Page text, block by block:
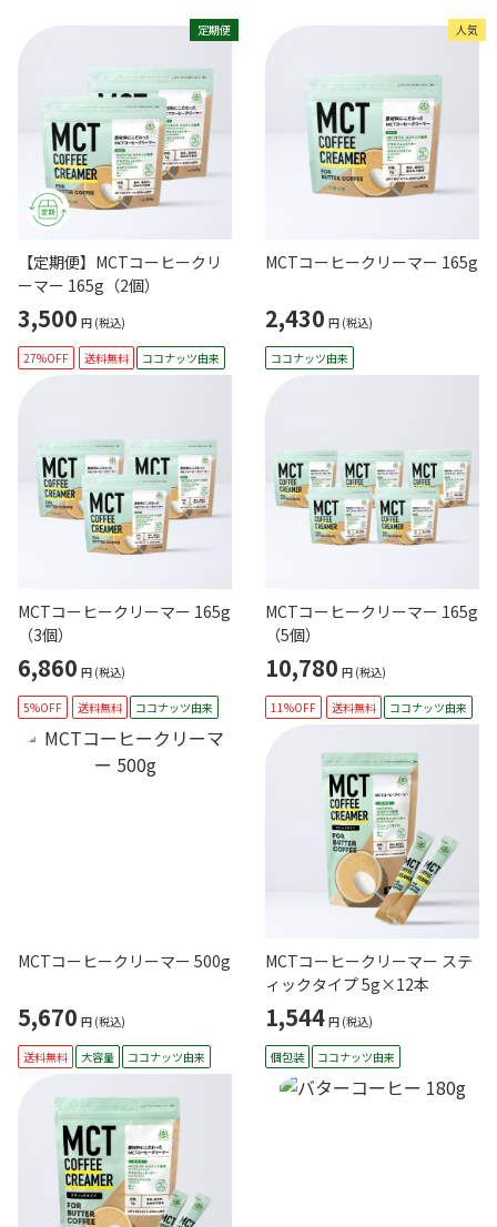
定期便
【定期便】MCTコーヒークリ
ーマー 165g（2個）
3,500 円 (税込)
27%OFF 送料無料 ココナッツ由来
人気
MCTコーヒークリーマー 165g
2,430 円 (税込)
ココナッツ由来
MCTコーヒークリーマー 165g
（3個）
6,860 円 (税込)
5%OFF 送料無料 ココナッツ由来
MCTコーヒークリーマー 165g
（5個）
10,780 円 (税込)
11%OFF 送料無料 ココナッツ由来
MCTコーヒークリーマー 500g
5,670 円 (税込)
送料無料 大容量 ココナッツ由来
MCTコーヒークリーマー ステ
ィックタイプ 5g×12本
1,544 円 (税込)
個包装 ココナッツ由来